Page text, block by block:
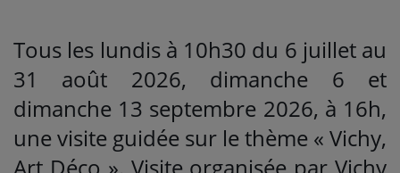
Tous les lundis à 10h30 du 6 juillet au
31 août 2026, dimanche 6 et
dimanche 13 septembre 2026, à 16h,
une visite guidée sur le thème « Vichy,
Art Déco ». Visite organisée par Vichy